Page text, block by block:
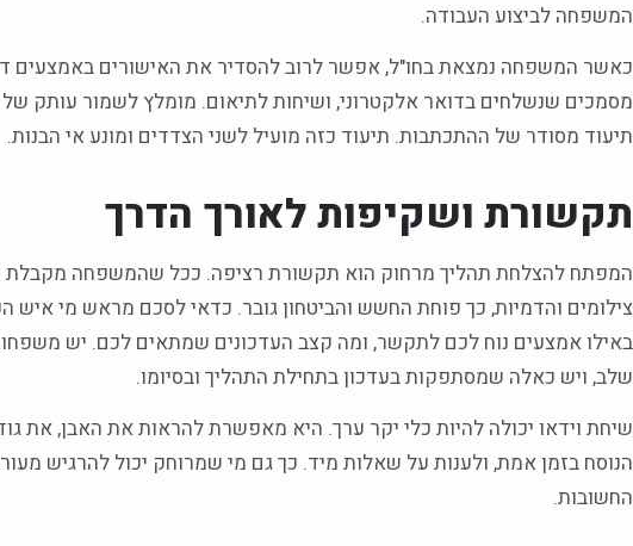
המשפחה לביצוע העבודה.
כאשר המשפחה נמצאת בחו"ל, אפשר לרוב להסדיר את האישורים באמצעים
מסמכים שנשלחים בדואר אלקטרוני, ושיחות לתיאום. מומלץ לשמור עותק
תיעוד מסודר של ההתכתבות. תיעוד כזה מועיל לשני הצדדים ומונע אי הבנות.
תקשורת ושקיפות לאורך הדרך
המפתח להצלחת תהליך מרחוק הוא תקשורת רציפה. ככל שהמשפחה מקבלת
צילומים והדמיות, כך פוחת החשש והביטחון גובר. כדאי לסכם מראש מי
באילו אמצעים נוח לכם לתקשר, ומה קצב העדכונים שמתאים לכם. יש
שלב, ויש כאלה שמסתפקות בעדכון בתחילת התהליך ובסיומו.
שיחת וידאו יכולה להיות כלי יקר ערך. היא מאפשרת להראות את האבן, את
הנוסח בזמן אמת, ולענות על שאלות מיד. כך גם מי שמרוחק יכול להרגיש
החשובות.